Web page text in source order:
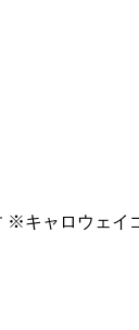
キャロウェイ